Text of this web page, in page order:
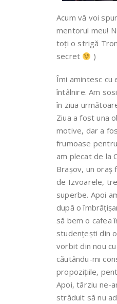
Acum vă voi
mentorul meu!
toți o strigă
secret
)
Îmi amintesc cu
întâlnire. Am
în ziua
Ziua a fost una
motive, dar a
frumoase
am plecat de la
Brașov, un oraș
de Izvoarele,
superbe. Apoi
după o
să bem o cafea
studențești din
vorbit din nou
căutându-mi
propozițiile,
Apoi, târziu ne-
străduit să nu